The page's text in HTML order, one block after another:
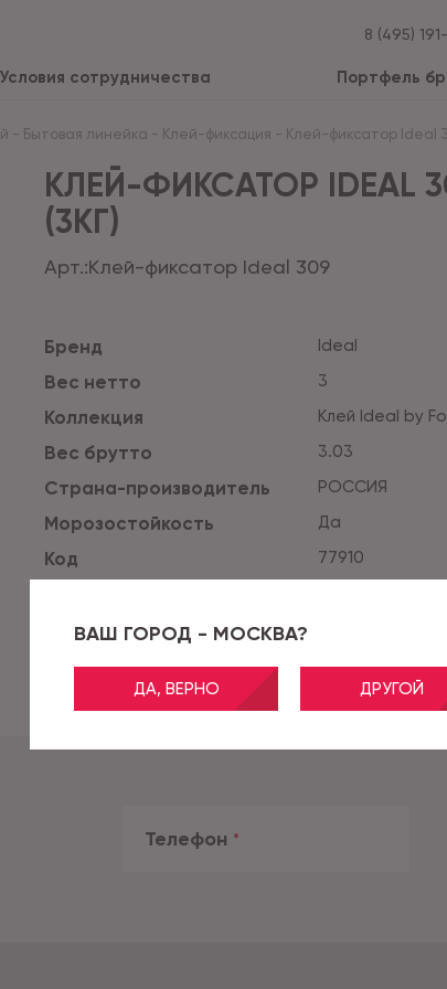
ВАШ ГОРОД - МОСКВА?
ДА, ВЕРНО ДРУГОЙ
8 (495)
Условия сотрудничества Портфель
- Бытовая линейка - Клей-фиксация - Клей-фиксатор Ideal
КЛЕЙ-ФИКСАТОР
(3КГ)
Арт.:Клей-фиксатор Ideal 309
Бренд Ideal
Вес нетто 3
Коллекция Клей Ideal by
Вес брутто 3.03
Страна-производитель РОССИЯ
Морозостойкость Да
Код 77910
Телефон *